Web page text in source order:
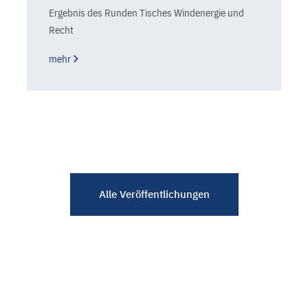
Ergebnis des Runden Tisches Windenergie und
Recht
mehr
Alle Veröffentlichungen